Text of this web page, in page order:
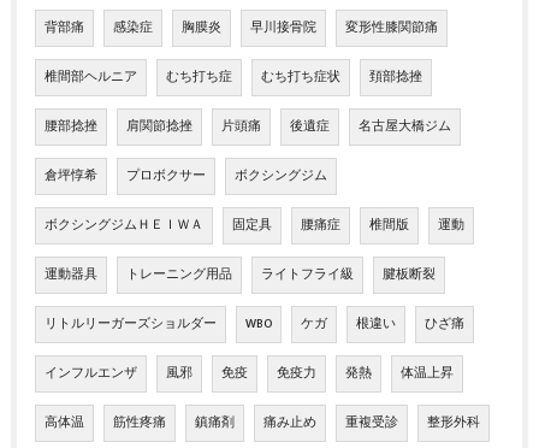
背部痛 感染症 胸膜炎 早川接骨院 変形性膝関節痛
椎間部ヘルニア むち打ち症 むち打ち症状 頚部捻挫
腰部捻挫 肩関節捻挫 片頭痛 後遺症 名古屋大橋ジム
倉坪惇希 プロボクサー ボクシングジム
ボクシングジムＨＥＩＷＡ 固定具 腰痛症 椎間版 運動
運動器具 トレーニング用品 ライトフライ級 腱板断裂
リトルリーガーズショルダー WBO ケガ 根違い ひざ痛
インフルエンザ 風邪 免疫 免疫力 発熱 体温上昇
高体温 筋性疼痛 鎮痛剤 痛み止め 重複受診 整形外科